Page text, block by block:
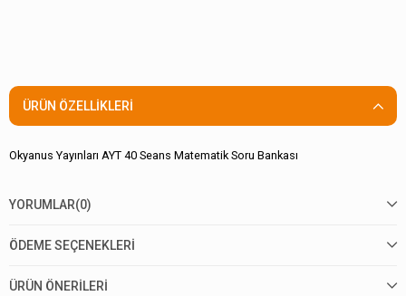
ÜRÜN ÖZELLIKLERI
Okyanus Yayınları AYT 40 Seans Matematik Soru Bankası
YORUMLAR(0)
ÖDEME SEÇENEKLERI
ÜRÜN ÖNERILERI